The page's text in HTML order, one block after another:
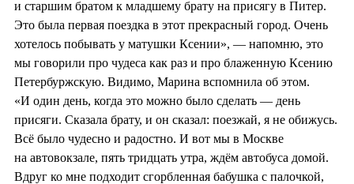
и старшим братом к младшему брату на присягу в Питер.
Это была первая поездка в этот прекрасный город. Очень
хотелось побывать у матушки Ксении», — напомню, это
мы говорили про чудеса как раз и про блаженную Ксению
Петербуржскую. Видимо, Марина вспомнила об этом.
«И один день, когда это можно было сделать — день
присяги. Сказала брату, и он сказал: поезжай, я не обижусь.
Всё было чудесно и радостно. И вот мы в Москве
на автовокзале, пять тридцать утра, ждём автобуса домой.
Вдруг ко мне подходит сгорбленная бабушка с палочкой,